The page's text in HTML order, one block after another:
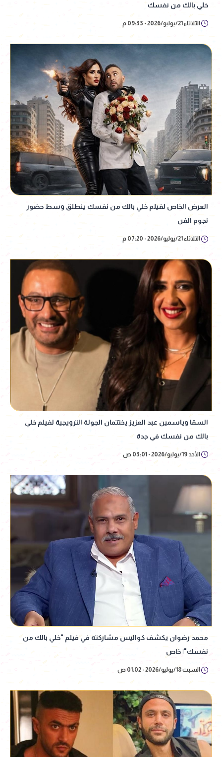
خلي بالك من نفسك
الثلاثاء 21/يوليو/2026 - 09:33 م
العرض الخاص لفيلم خلي بالك من نفسك ينطلق وسط حضور
نجوم الفن
الثلاثاء 21/يوليو/2026 - 07:20 م
السقا وياسمين عبد العزيز يختتمان الجولة الترويجية لفيلم خلي
بالك من نفسك في جدة
الأحد 19/يوليو/2026 - 03:01 ص
محمد رضوان يكشف كواليس مشاركته في فيلم "خلي بالك من
نفسك"| خاص
السبت 18/يوليو/2026 - 01:02 ص